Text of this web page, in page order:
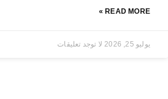
READ MORE »
يوليو 25, 2026 لا توجد تعليقات